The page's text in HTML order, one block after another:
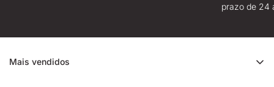
prazo de 24
Mais vendidos